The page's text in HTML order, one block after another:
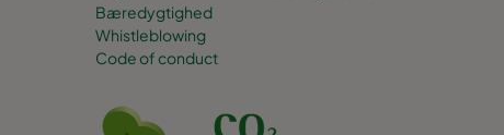
Bæredygtighed
Whistleblowing
Code of conduct